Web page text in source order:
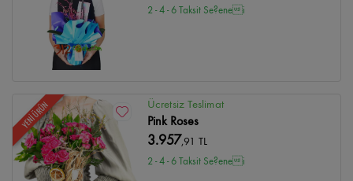
2 - 4 - 6 Taksit Se?enei
YENİ ÜRÜN Ücretsiz Teslimat
Pink Roses
3.957,91 TL
2 - 4 - 6 Taksit Se?enei